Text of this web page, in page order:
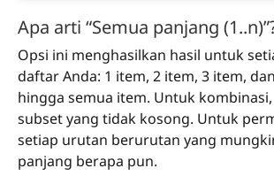
Apa arti “Semua panjang
Opsi ini menghasilkan hasil untuk
daftar Anda: 1 item, 2 item, 3 item,
hingga semua item. Untuk
subset yang tidak kosong. Untuk
setiap urutan berurutan yang
panjang berapa pun.